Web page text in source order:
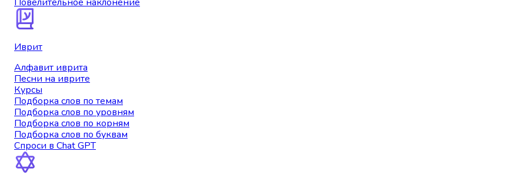
Иврит
Алфавит иврита
Песни на иврите
Курсы
Подборка слов по темам
Подборка слов по уровням
Подборка слов по корням
Подборка слов по буквам
Спроси в Chat GPT